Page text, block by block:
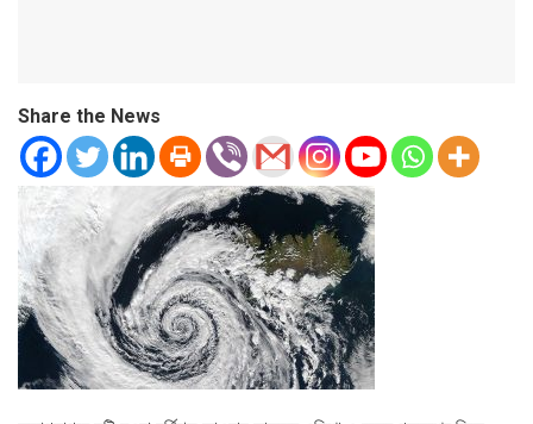
Share the News